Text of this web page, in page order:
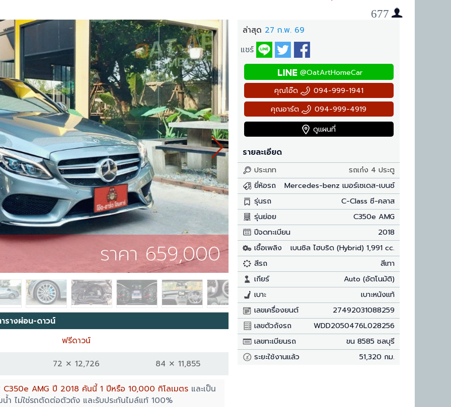
677
ราคา 659,000
รางผ่อน-ดาวน์
ฟรีดาวน์
72 ✕ 12,726
84 ✕ 11,855
C350e AMG ปี 2018 คันนี้ 1 ปีหรือ 10,000 กิโลเมตรและเป็น
ำ ไม่ใช่รถตัดต่อตัวถัง และรับประกันไมล์แท้ 100%
ล่าสุด 27 ก.พ. 69
แชร์
@OatArtHomeCar
คุณโอ๊ด
094-999-1941
คุณอาร์ต
094-999-4919
ดูแผนที่
รายละเอียด
ประเภท
รถเก๋ง 4 ประตู
ยี่ห้อรถ
Mercedes-benz เมอร์เซเดส-เบนซ์
รุ่นรถ
C-Class ซี-คลาส
รุ่นย่อย
C350e AMG
ปีจดทะเบียน
2018
เชื้อเพลิง
เบนซิล ไฮบริด (Hybrid) 1,991 cc.
สีรถ
สีเทา
เกียร์
Auto (อัตโนมัติ)
เบาะ
เบาะหนังแท้
เลขเครื่องยนต์
27492031088259
เลขตัวถังรถ
WDD2050476L028256
เลขทะเบียนรถ
ขน 8585 ชลบุรี
ระยะใช้งานแล้ว
51,320 กม.